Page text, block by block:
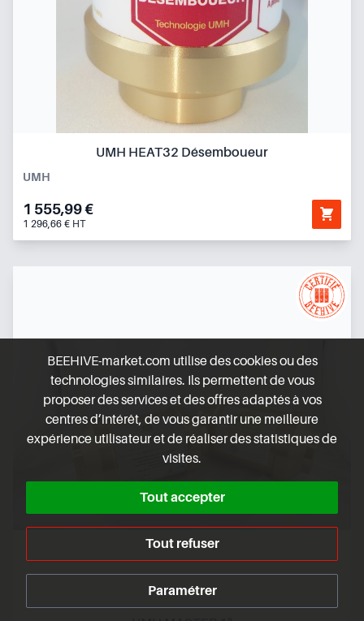
UMH HEAT32 Désemboueur
UMH
1 555,99 €
1 296,66 € HT
BEEHIVE-market.com utilise des cookies ou des
technologies similaires. Ils permettent de vous
proposer des services et des offres adaptés à vos
centres d’intérêt, de vous garantir une meilleure
expérience utilisateur et de réaliser des statistiques de
visites.
Tout accepter
Tout refuser
Paramétrer